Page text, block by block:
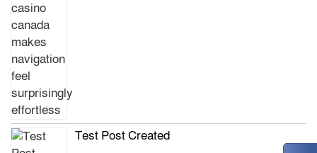
Test Post Created